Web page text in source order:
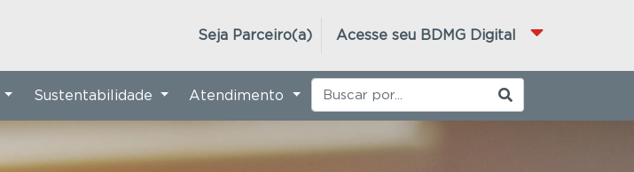
Acesse seu BDMG Digital
Seja Parceiro(a)
Sustentabilidade Atendimento